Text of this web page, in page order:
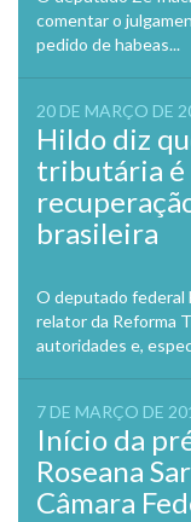
comentar o
pedido de habeas...
20 DE MARÇO DE
Hildo diz
tributária é
brasileira
O deputado federal
relator da Reforma
autoridades e,
7 DE MARÇO DE
Início da
Roseana
Câmara